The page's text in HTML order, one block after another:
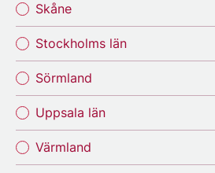
Skåne
Stockholms län
Sörmland
Uppsala län
Värmland